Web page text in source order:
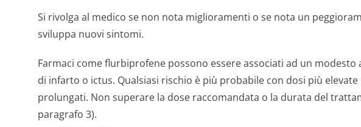
Si rivolga al medico se non nota miglioramenti o se nota un
sviluppa nuovi sintomi.
Farmaci come flurbiprofene possono essere associati ad un
di infarto o ictus. Qualsiasi rischio è più probabile con dosi più
prolungati. Non superare la dose raccomandata o la durata del
paragrafo 3).